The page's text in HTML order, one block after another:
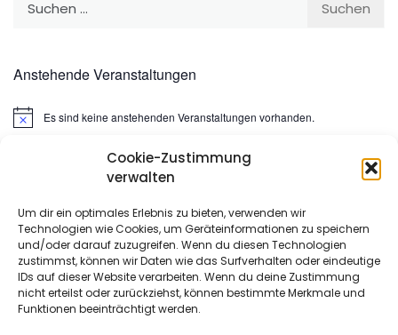
Cookie-Zustimmung
verwalten
Um dir ein optimales Erlebnis zu bieten, verwenden wir
Technologien wie Cookies, um Geräteinformationen zu speichern
und/oder darauf zuzugreifen. Wenn du diesen Technologien
zustimmst, können wir Daten wie das Surfverhalten oder eindeutige
IDs auf dieser Website verarbeiten. Wenn du deine Zustimmung
nicht erteilst oder zurückziehst, können bestimmte Merkmale und
Funktionen beeinträchtigt werden.
Anstehende Veranstaltungen
HinweisEs sind keine anstehenden Veranstaltungen vorhanden.
META
Anmelden
Eintrags-Feed